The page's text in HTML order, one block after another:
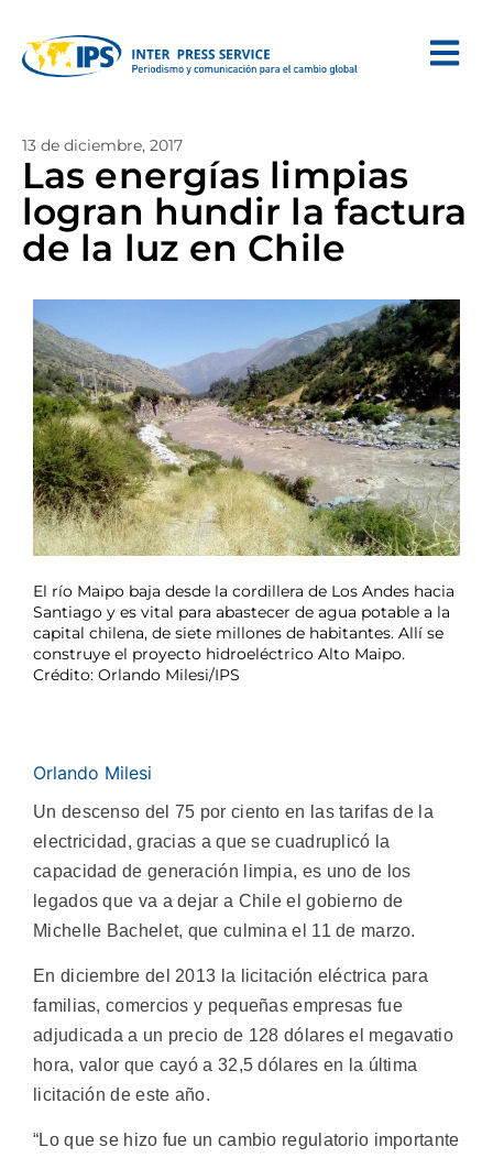
13 de diciembre, 2017
Las energías limpias
logran hundir la factura
de la luz en Chile
El río Maipo baja desde la cordillera de Los Andes hacia
Santiago y es vital para abastecer de agua potable a la
capital chilena, de siete millones de habitantes. Allí se
construye el proyecto hidroeléctrico Alto Maipo.
Crédito: Orlando Milesi/IPS
Orlando Milesi
Un descenso del 75 por ciento en las tarifas de la
electricidad, gracias a que se cuadruplicó la
capacidad de generación limpia, es uno de los
legados que va a dejar a Chile el gobierno de
Michelle Bachelet, que culmina el 11 de marzo.
En diciembre del 2013 la licitación eléctrica para
familias, comercios y pequeñas empresas fue
adjudicada a un precio de 128 dólares el megavatio
hora, valor que cayó a 32,5 dólares en la última
licitación de este año.
“Lo que se hizo fue un cambio regulatorio importante